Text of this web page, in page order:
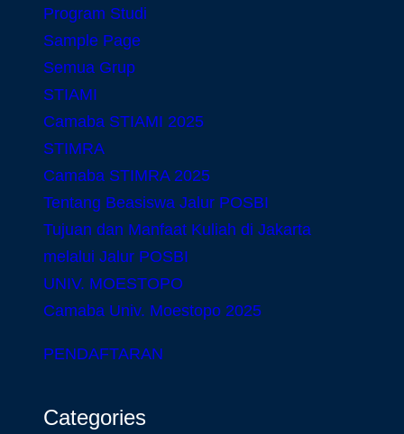
Program Studi
Sample Page
Semua Grup
STIAMI
Camaba STIAMI 2025
STIMRA
Camaba STIMRA 2025
Tentang Beasiswa Jalur POSBI
Tujuan dan Manfaat Kuliah di Jakarta
melalui Jalur POSBI
UNIV. MOESTOPO
Camaba Univ. Moestopo 2025
PENDAFTARAN
Categories